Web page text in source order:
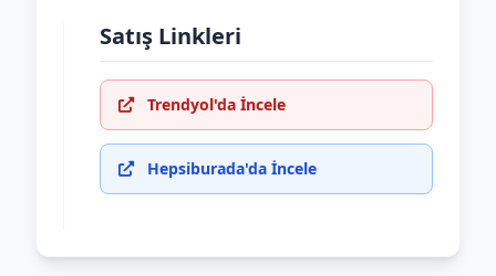
Satış Linkleri
Trendyol'da İncele
Hepsiburada'da İncele